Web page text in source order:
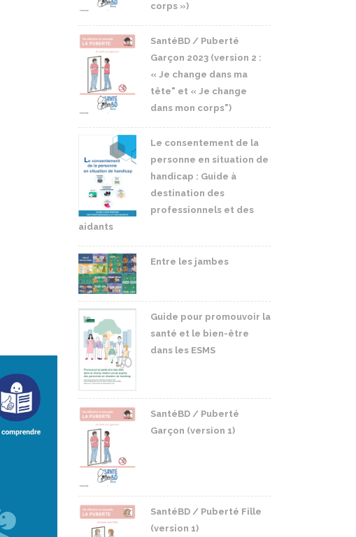
corps »)
SantéBD / Puberté
Garçon 2023 (version 2 :
« Je change dans ma
tête" et « Je change
dans mon corps")
Le consentement de la
personne en situation de
handicap : Guide à
destination des
professionnels et des
aidants
Entre les jambes
Guide pour promouvoir la
santé et le bien-être
dans les ESMS
SantéBD / Puberté
Garçon (version 1)
SantéBD / Puberté Fille
(version 1)